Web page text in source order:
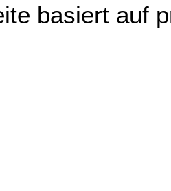
basiert auf